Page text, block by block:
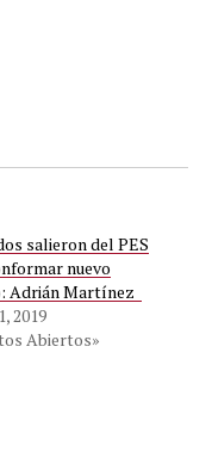
salieron del PES
nuevo
Adrián Martínez
2019
Abiertos»